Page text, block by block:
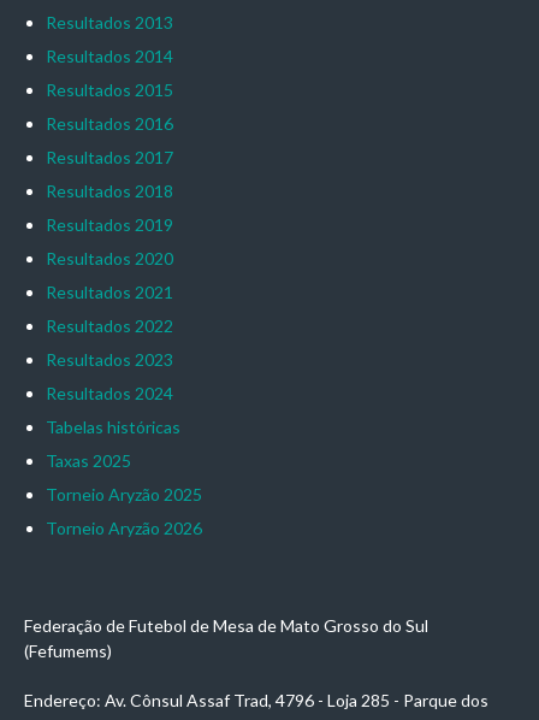
Resultados 2013
Resultados 2014
Resultados 2015
Resultados 2016
Resultados 2017
Resultados 2018
Resultados 2019
Resultados 2020
Resultados 2021
Resultados 2022
Resultados 2023
Resultados 2024
Tabelas históricas
Taxas 2025
Torneio Aryzão 2025
Torneio Aryzão 2026
Federação de Futebol de Mesa de Mato Grosso do Sul
(Fefumems)
Endereço: Av. Cônsul Assaf Trad, 4796 - Loja 285 - Parque dos